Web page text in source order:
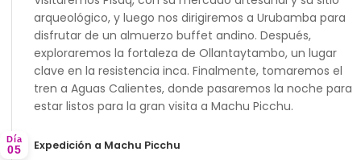
arqueológico, y luego nos dirigiremos a Urubamba para
disfrutar de un almuerzo buffet andino. Después,
exploraremos la fortaleza de Ollantaytambo, un lugar
clave en la resistencia inca. Finalmente, tomaremos el
tren a Aguas Calientes, donde pasaremos la noche para
estar listos para la gran visita a Machu Picchu.
Día
05 Expedición a Machu Picchu